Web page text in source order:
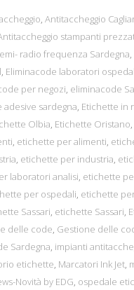
, Antitaccheggio
stampanti
radio frequenza Sardegna,
, Eliminacode laboratori
per negozi, eliminacode
adesive sardegna, Etichette in
Olbia, Etichette Oristano,
, etichette per alimenti,
, etichette per industria,
laboratori analisi, etichette
per ospedali, etichette
Sassari, etichette Sassari,
delle code, Gestione delle
Sardegna, impianti
etichette, Marcatori Ink Jet,
Novità by EDG, ospedale